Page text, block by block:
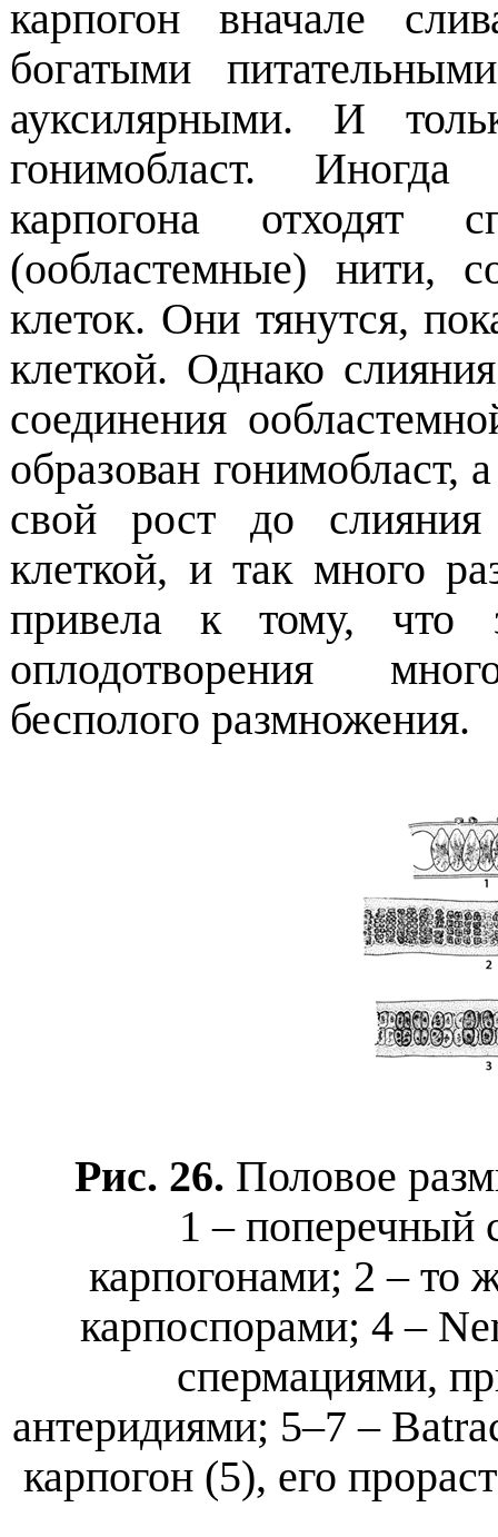
карпогон вначале
богатыми
ауксилярными. И
гонимобласт.
карпогона отходят
(ообластемные) нити,
клеток. Они тянутся,
клеткой. Однако
соединения
образован гонимобласт,
свой рост до
клеткой, и так много
привела к тому, что
оплодотворения
бесполого размножения.
Рис. 26. Половое
1 – поперечный
карпогонами; 2 – то
карпоспорами; 4 –
спермациями,
антеридиями; 5–7 –
карпогон (5), его